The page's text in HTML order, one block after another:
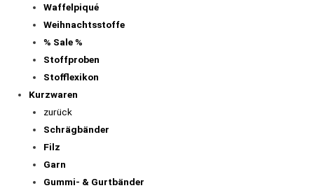
Waffelpiqué
Weihnachtsstoffe
% Sale %
Stoffproben
Stofflexikon
Kurzwaren
zurück
Schrägbänder
Filz
Garn
Gummi- & Gurtbänder